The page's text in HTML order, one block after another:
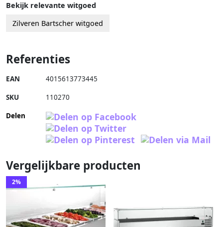
Bekijk relevante witgoed
Zilveren Bartscher witgoed
Referenties
EAN 4015613773445
SKU 110270
Delen
Vergelijkbare producten
2%